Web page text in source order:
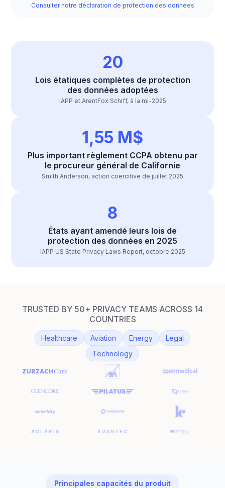
Consulter notre déclaration de protection des données
20
Lois étatiques complètes de protection
des données adoptées
IAPP et ArentFox Schiff, à la mi-2025
1,55 M$
Plus important règlement CCPA obtenu par
le procureur général de Californie
Smith Anderson, action coercitive de juillet 2025
8
États ayant amendé leurs lois de
protection des données en 2025
IAPP US State Privacy Laws Report, octobre 2025
TRUSTED BY 50+ PRIVACY TEAMS ACROSS 14
COUNTRIES
Healthcare Aviation Energy
Legal
Technology
Principales capacités du produit